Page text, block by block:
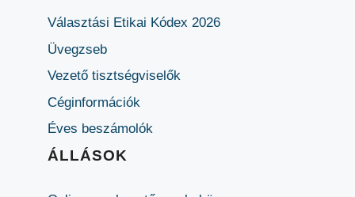
Választási Etikai Kódex 2026
Üvegzseb
Vezető tisztségviselők
Céginformációk
Éves beszámolók
ÁLLÁSOK